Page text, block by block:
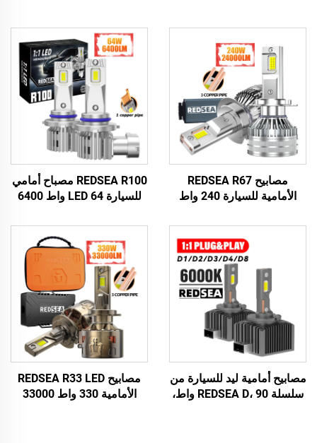
مصابيح REDSEA R67
الأمامية للسيارة 240 واط
REDSEA R100 مصباح أمامي
للسيارة LED 64 واط 6400
مصابيح أمامية ليد للسيارة من
سلسلة REDSEA D، 90 واط،
مصابيح REDSEA R33 LED
الأمامية 330 واط 33000